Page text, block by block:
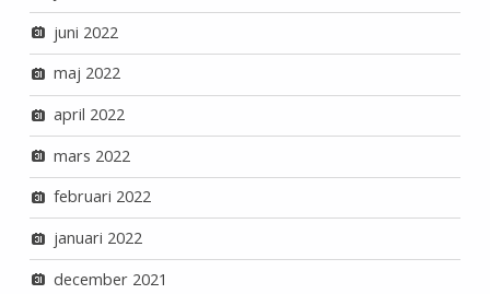
juni 2022
maj 2022
april 2022
mars 2022
februari 2022
januari 2022
december 2021